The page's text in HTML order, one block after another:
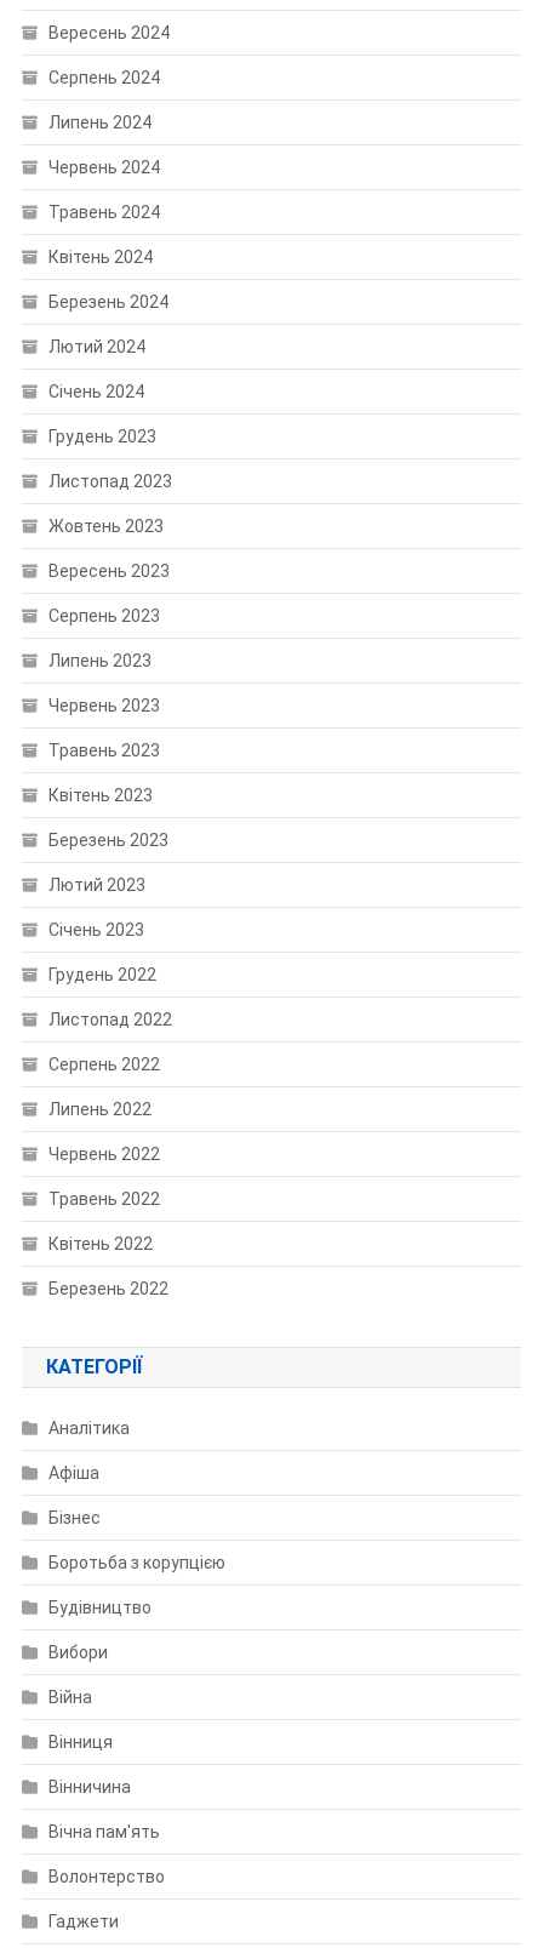
Вересень 2024
Серпень 2024
Липень 2024
Червень 2024
Травень 2024
Квітень 2024
Березень 2024
Лютий 2024
Січень 2024
Грудень 2023
Листопад 2023
Жовтень 2023
Вересень 2023
Серпень 2023
Липень 2023
Червень 2023
Травень 2023
Квітень 2023
Березень 2023
Лютий 2023
Січень 2023
Грудень 2022
Листопад 2022
Серпень 2022
Липень 2022
Червень 2022
Травень 2022
Квітень 2022
Березень 2022
КАТЕГОРІЇ
Аналітика
Афіша
Бізнес
Боротьба з корупцією
Будівництво
Вибори
Війна
Вінниця
Вінничина
Вічна пам'ять
Волонтерство
Гаджети